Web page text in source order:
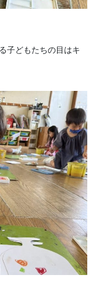
子どもたちの目はキ